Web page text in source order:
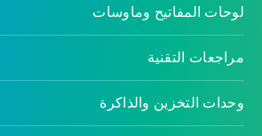
لوحات المفاتيح وماوسات
مراجعات التقنية
وحدات التخزين والذاكرة